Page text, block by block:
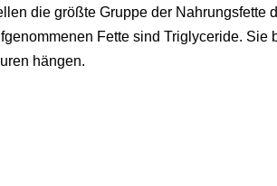
die größte Gruppe der Nahrungsfette
Fette sind Triglyceride. Sie
hängen.